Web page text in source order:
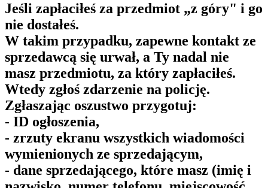
Jeśli zapłaciłeś za przedmiot „z góry" i go
nie dostałeś.
W takim przypadku, zapewne kontakt ze
sprzedawcą się urwał, a Ty nadal nie
masz przedmiotu, za który zapłaciłeś.
Wtedy zgłoś zdarzenie na policję.
Zgłaszając oszustwo przygotuj:
- ID ogłoszenia,
- zrzuty ekranu wszystkich wiadomości
wymienionych ze sprzedającym,
- dane sprzedającego, które masz (imię i